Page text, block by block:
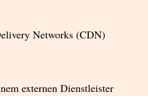
Networks (CDN)
externen Dienstleister